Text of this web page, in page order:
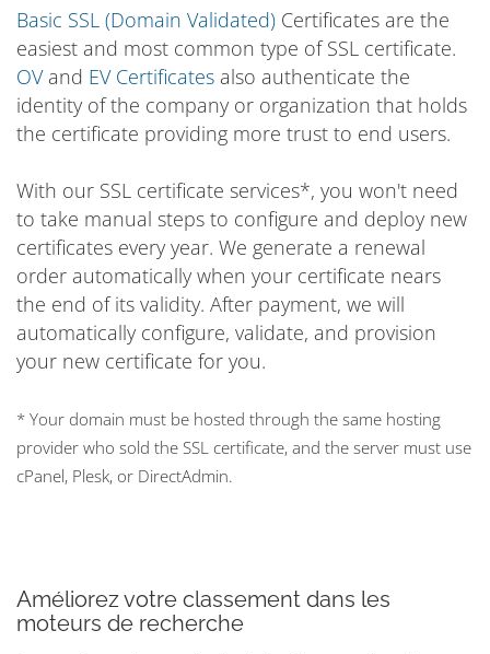
Basic SSL (Domain Validated) Certificates are the
easiest and most common type of SSL certificate.
OVand EV Certificates also authenticate the
identity of the company or organization that holds
the certificate providing more trust to end users.
With our SSL certificate services*, you won't need
to take manual steps to configure and deploy new
certificates every year. We generate a renewal
order automatically when your certificate nears
the end of its validity. After payment, we will
automatically configure, validate, and provision
your new certificate for you.
* Your domain must be hosted through the same hosting
provider who sold the SSL certificate, and the server must use
cPanel, Plesk, or DirectAdmin.
Améliorez votre classement dans les
moteurs de recherche